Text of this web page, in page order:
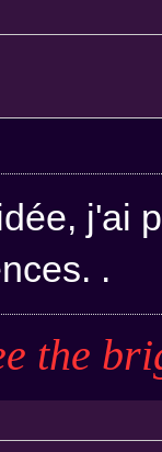
j'ai
.
the